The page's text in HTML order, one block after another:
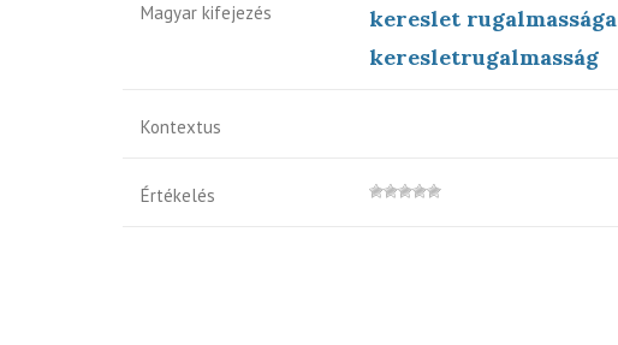
Magyar kifejezés
kereslet rugalmassága
keresletrugalmasság
Kontextus
Értékelés